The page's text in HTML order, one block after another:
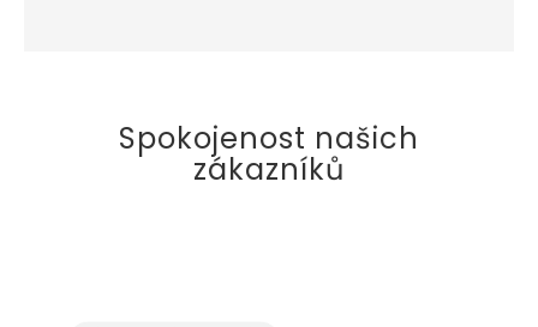
Spokojenost našich
zákazníků